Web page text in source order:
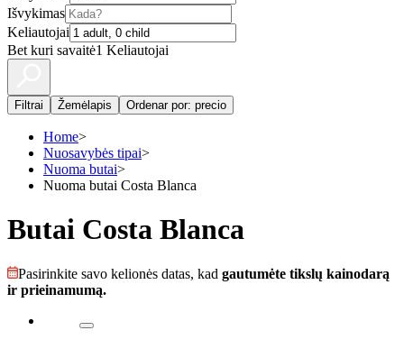
Išvykimas
Keliautojai
Bet kuri savaitė1 Keliautojai
Filtrai Žemėlapis Ordenar por: precio
Home>
Nuosavybės tipai>
Nuoma butai>
Nuoma butai Costa Blanca
Butai Costa Blanca
Pasirinkite savo kelionės datas, kad gautumėte tikslų kainodarą
ir prieinamumą.